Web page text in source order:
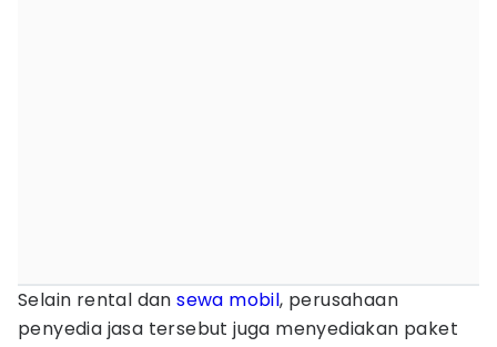
Selain rental dansewa mobil, perusahaan
penyedia jasa tersebut juga menyediakan paket